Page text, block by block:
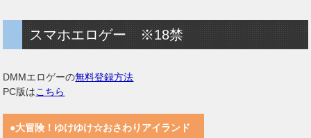
スマホエロゲー ※18禁
DMMエロゲーの無料登録方法
PC版はこちら
●大冒険！ゆけゆけ☆おさわりアイランド